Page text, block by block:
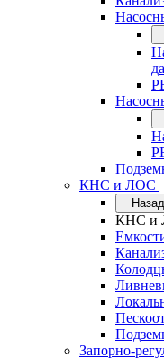
КНС и ЛОС
Назад
КНС и
Запорно-